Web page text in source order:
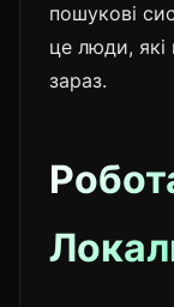
пошукові
це люди, які
зараз.